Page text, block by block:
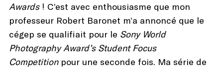
Awards ! C’est avec enthousiasme que mon
professeur Robert Baronet m’a annoncé que le
cégep se qualifiait pour le Sony World
Photography Award’s Student Focus
Competitionpour une seconde fois. Ma série de